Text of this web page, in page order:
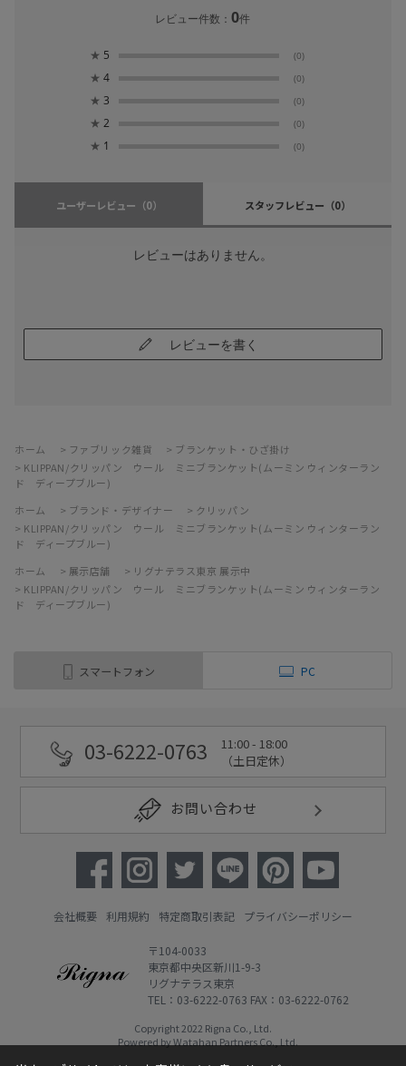
レビュー件数：0件
★ 5 (0)
★ 4 (0)
★ 3 (0)
★ 2 (0)
★ 1 (0)
ユーザーレビュー （0） スタッフレビュー （0）
レビューはありません。
レビューを書く
ホーム > ファブリック雑貨 > ブランケット・ひざ掛け
> KLIPPAN/クリッパン ウール ミニブランケット(ムーミン ウィンターラン
ド ディープブルー)
ホーム
> ブランド・デザイナー > クリッパン
> KLIPPAN/クリッパン ウール ミニブランケット(ムーミン ウィンターラン
ド ディープブルー)
ホーム
> 展示店舗 > リグナテラス東京 展示中
> KLIPPAN/クリッパン ウール ミニブランケット(ムーミン ウィンターラン
ド ディープブルー)
スマートフォン PC
03-6222-0763
11:00 - 18:00
（土日定休）
お問い合わせ
会社概要 利用規約 特定商取引表記 プライバシーポリシー
〒104-0033
東京都中央区新川1-9-3
リグナテラス東京
TEL：03-6222-0763 FAX：03-6222-0762
Copyright 2022 Rigna Co., Ltd.
Powered by Watahan Partners Co., Ltd.